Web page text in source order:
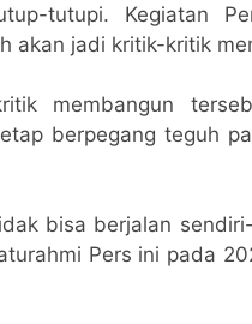
tutupi. Kegiatan
akan jadi kritik-kritik
membangun
berpegang teguh
bisa berjalan
Pers ini pada